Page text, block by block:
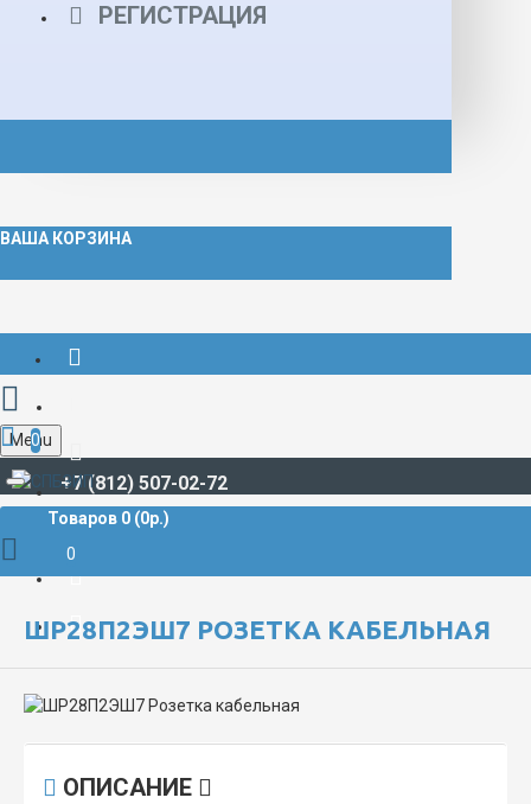
РЕГИСТРАЦИЯ
ВАША КОРЗИНА
+7 (812) 507-02-72
Menu
0
Товаров 0 (0р.)
0
РАЗЪЁМЫ СУДОВЫЕ
ШР28П2ЭШ7 РОЗЕТКА КАБЕЛЬНАЯ
ОПИСАНИЕ